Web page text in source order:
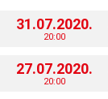
31.07.2020.
20:00
27.07.2020.
20:00